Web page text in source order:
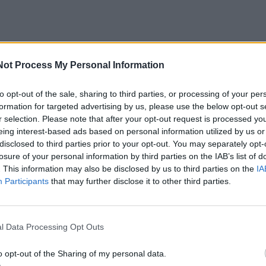
Process My Personal Information
opt-out of the sale, sharing to third parties, or processing of your
for targeted advertising by us, please use the below opt-out
selection. Please note that after your opt-out request is processed
interest-based ads based on personal information utilized by us
to third parties prior to your opt-out. You may separately
of your personal information by third parties on the IAB’s list of
This information may also be disclosed by us to third parties on the
Participants that may further disclose it to other third parties.
Data Processing Opt Outs
opt-out of the Sharing of my personal data.
nueito ilgo kelio aukščiausias taškas – įveiktas
Klaipėdos mieste kurti universiteto klinikas.
iš uostamiesčio, nes šiose klinikose bus galima
lygio sveikatos priežiūros paslaugas, kaip Vilniuje ir
tikslo siekti bus ženkliai lengviau.